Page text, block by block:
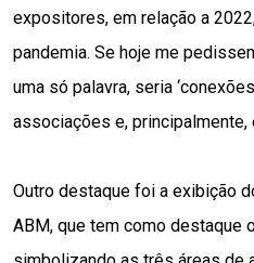
expositores, em relação a
pandemia. Se hoje me
uma só palavra, seria
associações e, principalmente,
Outro destaque foi a exibição
ABM, que tem como destaque